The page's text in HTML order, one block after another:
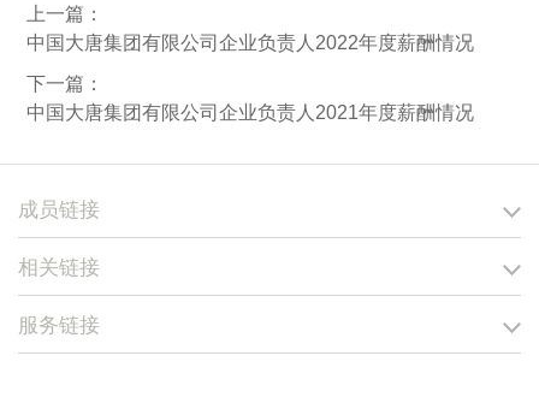
上一篇：
中国大唐集团有限公司企业负责人2022年度薪酬情况
下一篇：
中国大唐集团有限公司企业负责人2021年度薪酬情况
成员链接
相关链接
服务链接